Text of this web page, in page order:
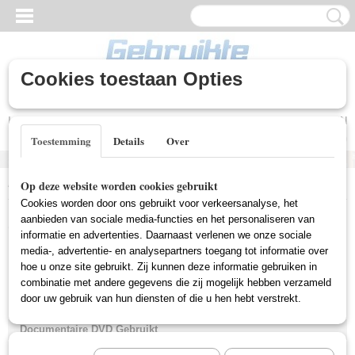
Inloggen
UW WINKELWAGEN
Home >Gebruikte DVD's>Documentaire DVD Gebruikt
Gebruikte DVD's
Actie DVD Gebruikt
Box Sets Gebruikt
Documentaire DVD Gebruikt
Drama DVD Gebruikt
Cookies toestaan Opties
Toestemming Details Over
Op deze website worden cookies gebruikt
Cookies worden door ons gebruikt voor verkeersanalyse, het
aanbieden van sociale media-functies en het personaliseren van
informatie en advertenties. Daarnaast verlenen we onze sociale
media-, advertentie- en analysepartners toegang tot informatie over
hoe u onze site gebruikt. Zij kunnen deze informatie gebruiken in
combinatie met andere gegevens die zij mogelijk hebben verzameld
door uw gebruik van hun diensten of die u hen hebt verstrekt.